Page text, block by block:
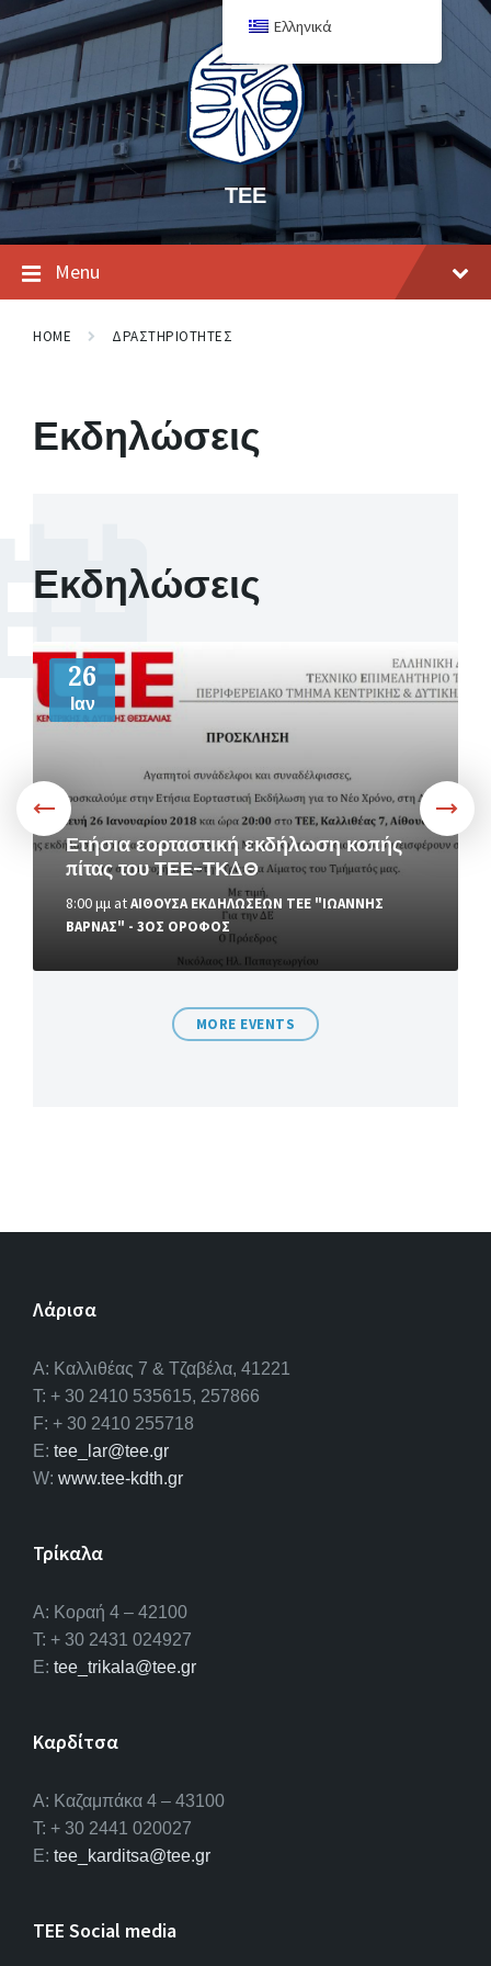
ΤΕΕ
Menu
HOME ΔΡΑΣΤΗΡΙΟΤΗΤΕΣ
Εκδηλώσεις
Εκδηλώσεις
26
Ιαν
Ετήσια εορταστική εκδήλωση κοπής
πίτας του ΤΕΕ-ΤΚΔΘ
8:00 μμ atΑΙΘΟΥΣΑ ΕΚΔΗΛΩΣΕΩΝ ΤΕΕ "ΙΩΑΝΝΗΣ
ΒΑΡΝΑΣ" - 3ΟΣ ΟΡΟΦΟΣ
More
MORE EVENTS
Λάρισα
A: Καλλιθέας 7 & Τζαβέλα, 41221
T: + 30 2410 535615, 257866
F: + 30 2410 255718
E: tee_lar@tee.gr
W: www.tee-kdth.gr
Τρίκαλα
Α: Κοραή 4 – 42100
T: + 30 2431 024927
E: tee_trikala@tee.gr
Καρδίτσα
Α: Καζαμπάκα 4 – 43100
T: + 30 2441 020027
E: tee_karditsa@tee.gr
TEE Social media
Ελληνικά